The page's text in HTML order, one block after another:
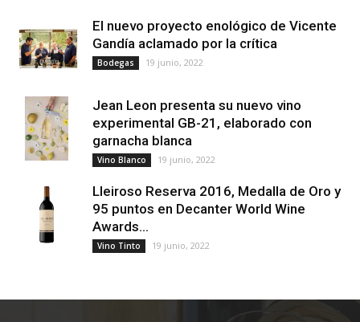
El nuevo proyecto enológico de Vicente
Gandía aclamado por la crítica
Bodegas 19 junio, 2022
Jean Leon presenta su nuevo vino
experimental GB-21, elaborado con
garnacha blanca
Vino Blanco 19 junio, 2022
Lleiroso Reserva 2016, Medalla de Oro y
95 puntos en Decanter World Wine
Awards...
Vino Tinto 19 junio, 2022